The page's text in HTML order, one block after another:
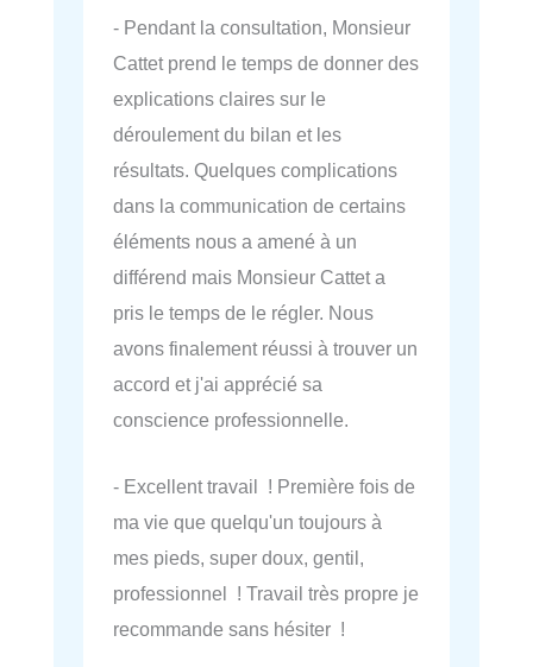
- Pendant la consultation, Monsieur
Cattet prend le temps de donner des
explications claires sur le
déroulement du bilan et les
résultats. Quelques complications
dans la communication de certains
éléments nous a amené à un
différend mais Monsieur Cattet a
pris le temps de le régler. Nous
avons finalement réussi à trouver un
accord et j'ai apprécié sa
conscience professionnelle.
- Excellent travail ! Première fois de
ma vie que quelqu'un toujours à
mes pieds, super doux, gentil,
professionnel ! Travail très propre je
recommande sans hésiter !